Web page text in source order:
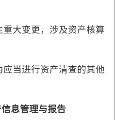
大变更，涉及资产核算
当进行资产清查的其他
息管理与报告